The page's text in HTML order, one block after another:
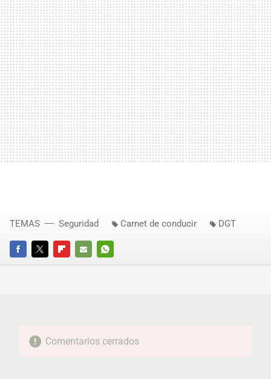
FACEBOOKTWITTERFLIPBOARD
E-
WHATSAPP
TEMAS Seguridad Carnet de conducir DGT
Comentarios cerrados